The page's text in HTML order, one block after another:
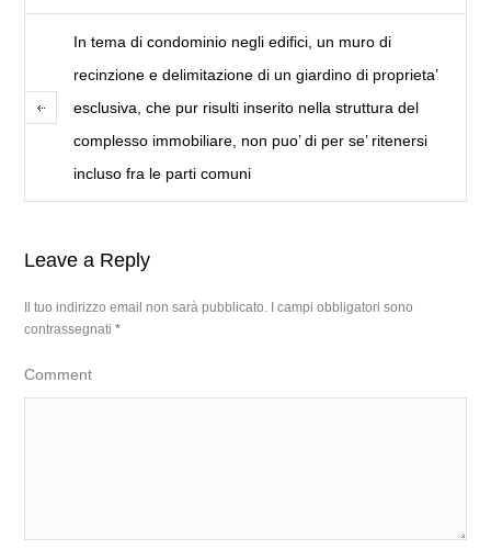
In tema di condominio negli edifici, un muro di
recinzione e delimitazione di un giardino di proprieta’
esclusiva, che pur risulti inserito nella struttura del
complesso immobiliare, non puo’ di per se’ ritenersi
incluso fra le parti comuni
Leave a Reply
Il tuo indirizzo email non sarà pubblicato.
I campi obbligatori sono
contrassegnati*
Comment